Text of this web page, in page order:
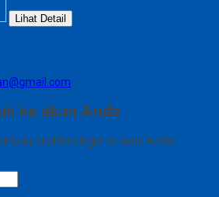
Lihat Detail
ke akun Anda
silahkan login ke akun Anda.